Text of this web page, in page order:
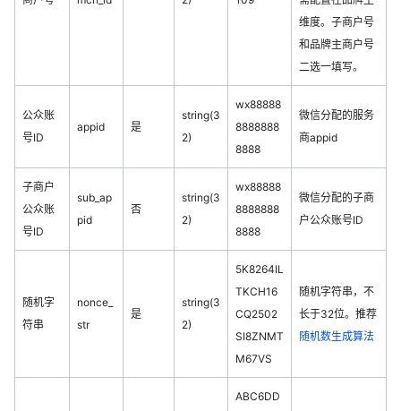
维度。子商户号
和品牌主商户号
二选一填写。
公众账
号ID
appid 是
string(3
2)
wx88888
8888888
8888
微信分配的服务
商appid
子商户
公众账
号ID
sub_ap
pid
否
string(3
2)
wx88888
8888888
8888
微信分配的子商
户公众账号ID
随机字
符串
nonce_
str
是
string(3
2)
5K8264IL
TKCH16
CQ2502
SI8ZNMT
M67VS
随机字符串，不
长于32位。推荐
随机数生成算法
ABC6DD